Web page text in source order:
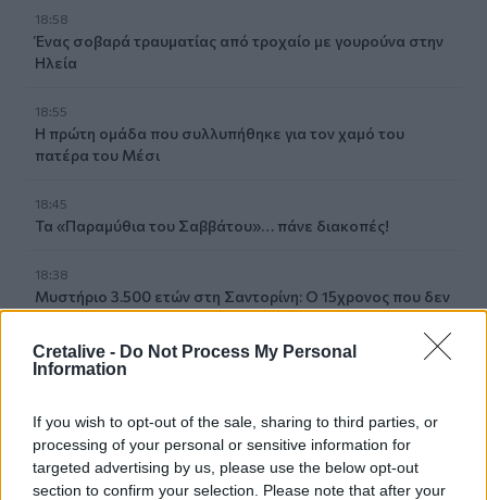
Cretalive - Do Not Process My Personal
Information
If you wish to opt-out of the sale, sharing to third parties, or
processing of your personal or sensitive information for
targeted advertising by us, please use the below opt-out
section to confirm your selection. Please note that after your
18:58
Ένας σοβαρά τραυματίας από τροχαίο με γουρούνα στην
Ηλεία
18:55
Η πρώτη ομάδα που συλλυπήθηκε για τον χαμό του
πατέρα του Μέσι
18:45
Τα «Παραμύθια του Σαββάτου»… πάνε διακοπές!
18:38
Μυστήριο 3.500 ετών στη Σαντορίνη: Ο 15χρονος που δεν
πρόλαβε να ξεφύγει από το τσουνάμι μπορεί ν' αλλάξει
ΕΛΓΕΚΑ: Προληπτική ανάκληση γνωστής μαρμελάδας